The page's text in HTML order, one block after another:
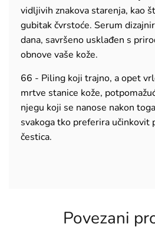
vidljivih znakova starenja, kao
gubitak čvrstoće. Serum
dana, savršeno usklađen s
obnove vaše kože.
66 - Piling koji trajno, a opet
mrtve stanice kože,
njegu koji se nanose nakon
svakoga tko preferira učinkovit
čestica.
Povezani